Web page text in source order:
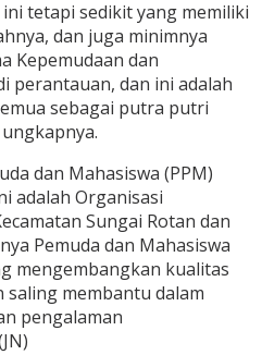
tetapi sedikit yang memiliki
dan juga minimnya
Kepemudaan dan
perantauan, dan ini adalah
sebagai putra putri
dan Mahasiswa (PPM)
adalah Organisasi
Sungai Rotan dan
Pemuda dan Mahasiswa
mengembangkan kualitas
saling membantu dalam
pengalaman